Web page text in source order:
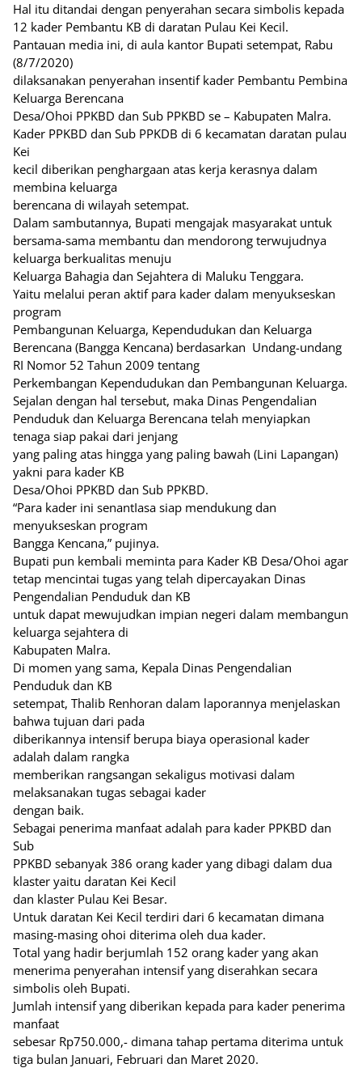
Hal itu ditandai dengan penyerahan secara simbolis kepada
12 kader Pembantu KB di daratan Pulau Kei Kecil.
Pantauan media ini, di aula kantor Bupati setempat, Rabu
(8/7/2020)
dilaksanakan penyerahan insentif kader Pembantu Pembina
Keluarga Berencana
Desa/Ohoi PPKBD dan Sub PPKBD se – Kabupaten Malra.
Kader PPKBD dan Sub PPKDB di 6 kecamatan daratan pulau
Kei
kecil diberikan penghargaan atas kerja kerasnya dalam
membina keluarga
berencana di wilayah setempat.
Dalam sambutannya, Bupati mengajak masyarakat untuk
bersama-sama membantu dan mendorong terwujudnya
keluarga berkualitas menuju
Keluarga Bahagia dan Sejahtera di Maluku Tenggara.
Yaitu melalui peran aktif para kader dalam menyukseskan
program
Pembangunan Keluarga, Kependudukan dan Keluarga
Berencana (Bangga Kencana) berdasarkan Undang-undang
RI Nomor 52 Tahun 2009 tentang
Perkembangan Kependudukan dan Pembangunan Keluarga.
Sejalan dengan hal tersebut, maka Dinas Pengendalian
Penduduk dan Keluarga Berencana telah menyiapkan
tenaga siap pakai dari jenjang
yang paling atas hingga yang paling bawah (Lini Lapangan)
yakni para kader KB
Desa/Ohoi PPKBD dan Sub PPKBD.
“Para kader ini senantIasa siap mendukung dan
menyukseskan program
Bangga Kencana,” pujinya.
Bupati pun kembali meminta para Kader KB Desa/Ohoi agar
tetap mencintai tugas yang telah dipercayakan Dinas
Pengendalian Penduduk dan KB
untuk dapat mewujudkan impian negeri dalam membangun
keluarga sejahtera di
Kabupaten Malra.
Di momen yang sama, Kepala Dinas Pengendalian
Penduduk dan KB
setempat, Thalib Renhoran dalam laporannya menjelaskan
bahwa tujuan dari pada
diberikannya intensif berupa biaya operasional kader
adalah dalam rangka
memberikan rangsangan sekaligus motivasi dalam
melaksanakan tugas sebagai kader
dengan baik.
Sebagai penerima manfaat adalah para kader PPKBD dan
Sub
PPKBD sebanyak 386 orang kader yang dibagi dalam dua
klaster yaitu daratan Kei Kecil
dan klaster Pulau Kei Besar.
Untuk daratan Kei Kecil terdiri dari 6 kecamatan dimana
masing-masing ohoi diterima oleh dua kader.
Total yang hadir berjumlah 152 orang kader yang akan
menerima penyerahan intensif yang diserahkan secara
simbolis oleh Bupati.
Jumlah intensif yang diberikan kepada para kader penerima
manfaat
sebesar Rp750.000,- dimana tahap pertama diterima untuk
tiga bulan Januari, Februari dan Maret 2020.